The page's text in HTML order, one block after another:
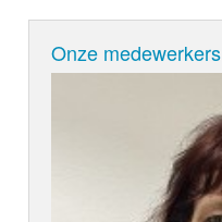
Onze medewerkers